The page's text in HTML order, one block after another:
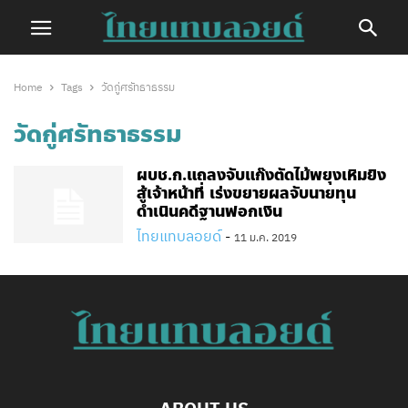
Home Tags วัดกู่ศรัทธาธรรม
วัดกู่ศรัทธาธรรม
ผบช.ก.แถลงจับแก๊งตัดไม้พยุงเหิมยิง
สู้เจ้าหน้าที่ เร่งขยายผลจับนายทุน
ดำเนินคดีฐานฟอกเงิน
ไทยแทบลอยด์ - 11 ม.ค. 2019